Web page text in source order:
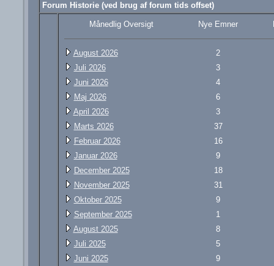
Forum Historie (ved brug af forum tids offset)
Månedlig Oversigt Nye Emner
August 2026
2
Juli 2026
3
Juni 2026
4
Maj 2026
6
April 2026
3
Marts 2026
37
Februar 2026
16
Januar 2026
9
December 2025
18
November 2025
31
Oktober 2025
9
September 2025
1
August 2025
8
Juli 2025
5
Juni 2025
9